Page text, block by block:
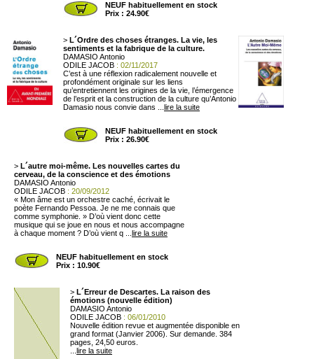
NEUF habituellement en stock
Prix : 24.90€
> L´Ordre des choses étranges. La vie, les
sentiments et la fabrique de la culture.
DAMASIO Antonio
ODILE JACOB : 02/11/2017
C’est à une réflexion radicalement nouvelle et
profondément originale sur les liens
qu’entretiennent les origines de la vie, l’émergence
de l’esprit et la construction de la culture qu’Antonio
Damasio nous convie dans ... lire la suite
NEUF habituellement en stock
Prix : 26.90€
> L´autre moi-même. Les nouvelles cartes du
cerveau, de la conscience et des émotions
DAMASIO Antonio
ODILE JACOB : 20/09/2012
« Mon âme est un orchestre caché, écrivait le
poète Fernando Pessoa. Je ne me connais que
comme symphonie. » D’où vient donc cette
musique qui se joue en nous et nous accompagne
à chaque moment ? D’où vient q ... lire la suite
NEUF habituellement en stock
Prix : 10.90€
> L´Erreur de Descartes. La raison des
émotions (nouvelle édition)
DAMASIO Antonio
ODILE JACOB : 06/01/2010
Nouvelle édition revue et augmentée disponible en
grand format (Janvier 2006). Sur demande. 384
pages, 24,50 euros.
lire la suite